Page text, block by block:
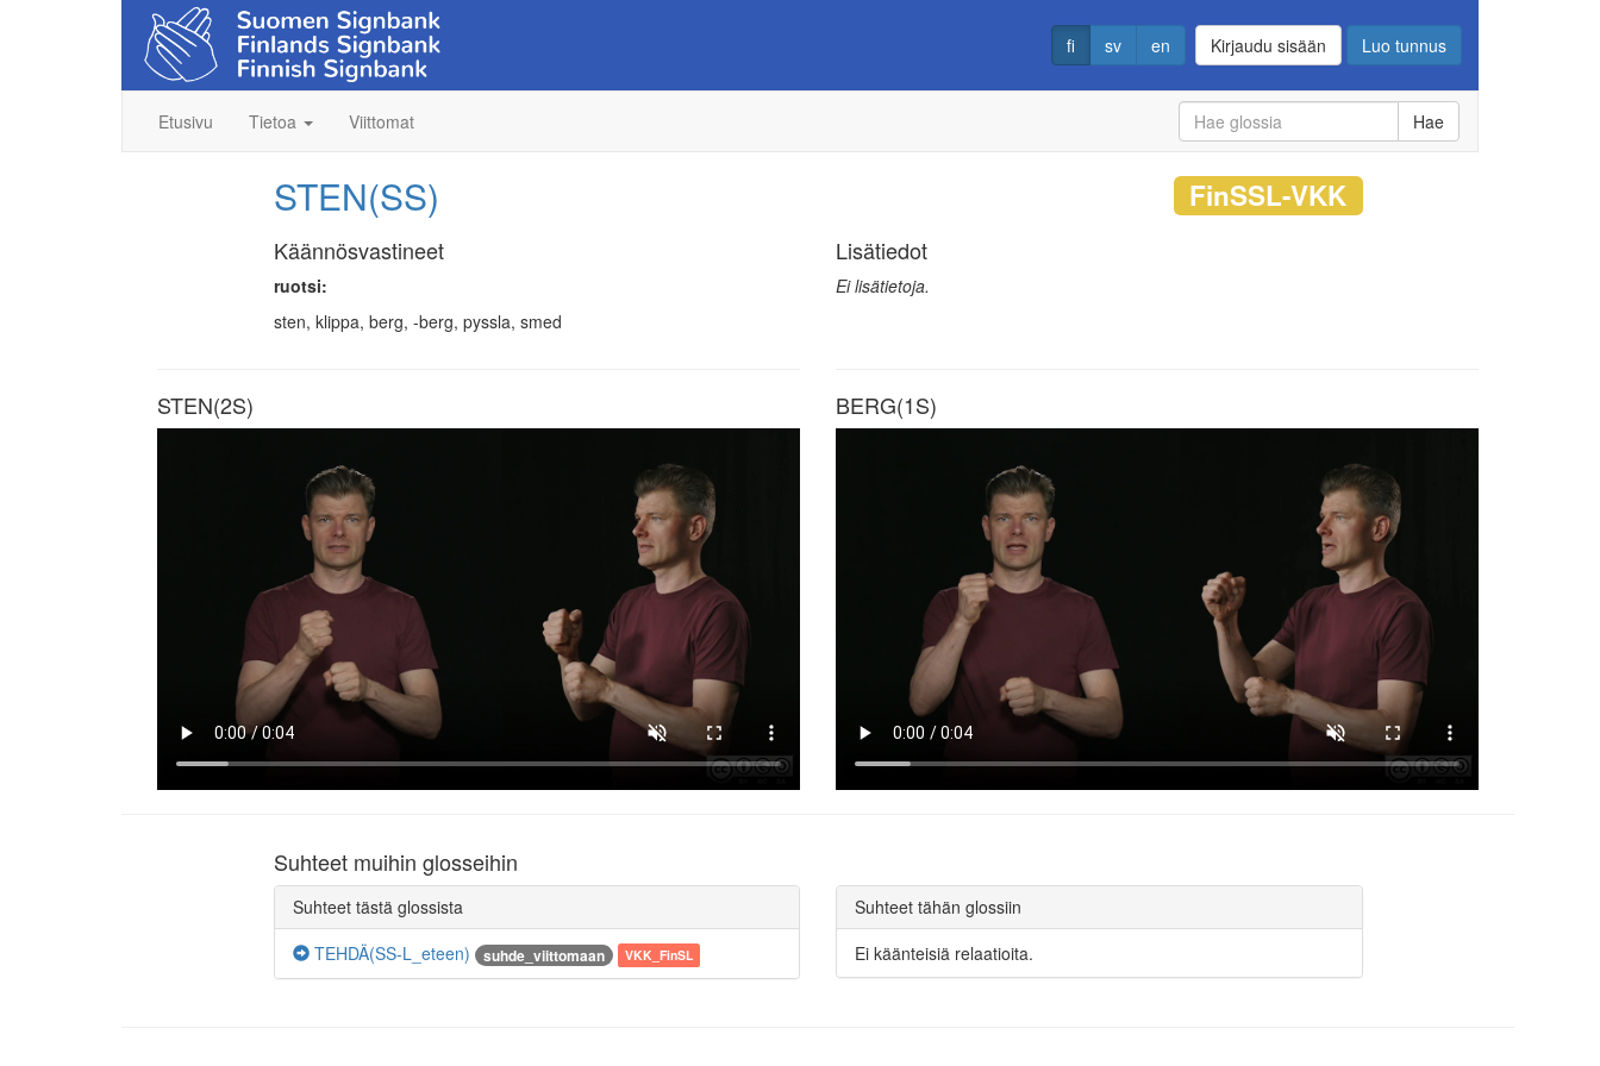
fi sv en Kirjaudu sisään Luo tunnus
Etusivu Tietoa Viittomat Hae
STEN(SS) FinSSL-VKK
Käännösvastineet
ruotsi:
sten, klippa, berg, -berg, pyssla, smed
Lisätiedot
Ei lisätietoja.
STEN(2S) BERG(1S)
Suhteet muihin glosseihin
Suhteet tästä glossista
TEHDÄ(SS-L_eteen)
suhde_viittomaan VKK_FinSL
Suhteet tähän glossiin
Ei käänteisiä relaatioita.